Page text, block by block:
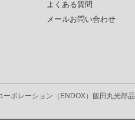
よくある質問
メールお問い合わせ
ポレーション（ENDOX） 飯田丸光部品